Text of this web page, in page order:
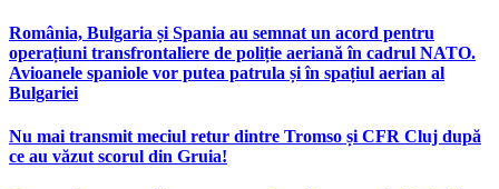
România, Bulgaria și Spania au semnat un acord pentru
operațiuni transfrontaliere de poliție aeriană în cadrul NATO.
Avioanele spaniole vor putea patrula și în spațiul aerian al
Bulgariei
Nu mai transmit meciul retur dintre Tromso și CFR Cluj după
ce au văzut scorul din Gruia!